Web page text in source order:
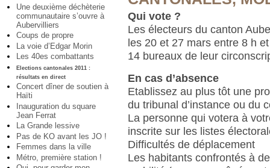
Une deuxième déchèterie
communautaire s’ouvre à
Aubervilliers
Coups de propre
La voie d’Edgar Morin
Les 40es combattants
Elections cantonales 2011 :
résultats en direct
Concert dîner de soutien à
Haïti
Inauguration du square
Jean Ferrat
La Grande lessive
Pas de KO avant les JO !
Femmes dans la ville
Métro, première station !
Qui vote ?
Les électeurs du canton
les 20 et 27 mars entre 8 h
14 bureaux de leur
En cas d’absence
Etablissez au plus tôt une
du tribunal d’instance ou du
La personne qui votera à
inscrite sur les listes
Difficultés de déplacement
Les habitants confrontés à